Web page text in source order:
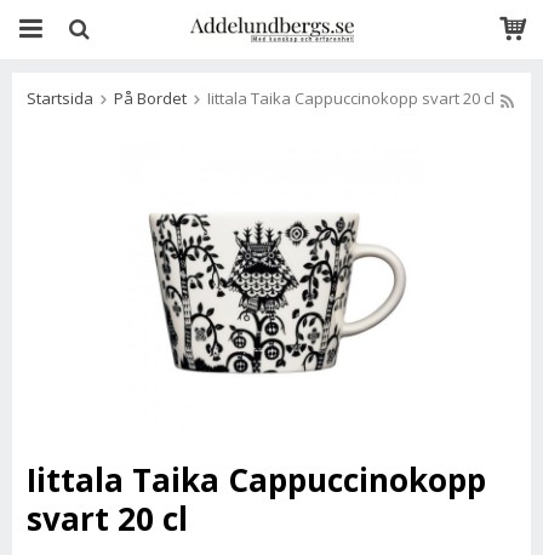
Startsida På Bordet Iittala Taika Cappuccinokopp svart 20 cl
Iittala Taika Cappuccinokopp
svart 20 cl